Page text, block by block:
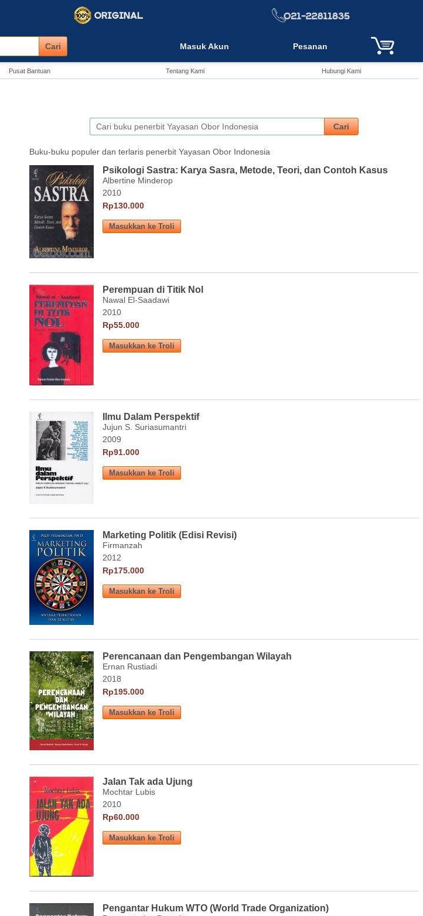
Masuk Akun Pesanan
Pusat Bantuan Tentang Kami Hubungi Kami
Buku-buku populer dan terlaris penerbit Yayasan Obor Indonesia
Psikologi Sastra: Karya Sasra, Metode, Teori, dan Contoh Kasus
Albertine Minderop
2010
Rp130.000
Perempuan di Titik Nol
Nawal El-Saadawi
2010
Rp55.000
Ilmu Dalam Perspektif
Jujun S. Suriasumantri
2009
Rp91.000
Marketing Politik (Edisi Revisi)
Firmanzah
2012
Rp175.000
Perencanaan dan Pengembangan Wilayah
Ernan Rustiadi
2018
Rp195.000
Jalan Tak ada Ujung
Mochtar Lubis
2010
Rp60.000
Pengantar Hukum WTO (World Trade Organization)